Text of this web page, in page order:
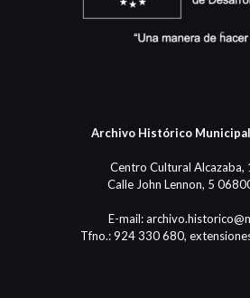
Archivo Histórico
Centro Cultural Alcazaba,
Calle John Lennon, 5
E-mail:
Tfno.: 924 330 680,